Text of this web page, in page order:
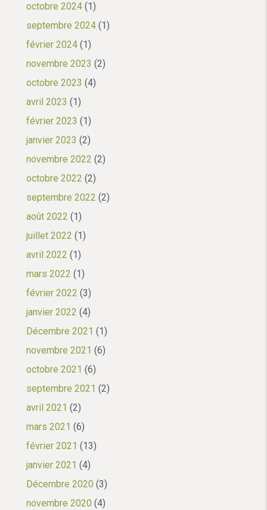
octobre 2024 (1)
septembre 2024 (1)
février 2024 (1)
novembre 2023 (2)
octobre 2023 (4)
avril 2023 (1)
février 2023 (1)
janvier 2023 (2)
novembre 2022 (2)
octobre 2022 (2)
septembre 2022 (2)
août 2022 (1)
juillet 2022 (1)
avril 2022 (1)
mars 2022 (1)
février 2022 (3)
janvier 2022 (4)
Décembre 2021 (1)
novembre 2021 (6)
octobre 2021 (6)
septembre 2021 (2)
avril 2021 (2)
mars 2021 (6)
février 2021 (13)
janvier 2021 (4)
Décembre 2020 (3)
novembre 2020 (4)